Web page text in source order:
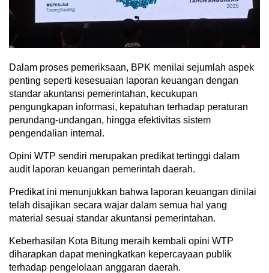
Dalam proses pemeriksaan, BPK menilai sejumlah aspek
penting seperti kesesuaian laporan keuangan dengan
standar akuntansi pemerintahan, kecukupan
pengungkapan informasi, kepatuhan terhadap peraturan
perundang-undangan, hingga efektivitas sistem
pengendalian internal.
Opini WTP sendiri merupakan predikat tertinggi dalam
audit laporan keuangan pemerintah daerah.
Predikat ini menunjukkan bahwa laporan keuangan dinilai
telah disajikan secara wajar dalam semua hal yang
material sesuai standar akuntansi pemerintahan.
Keberhasilan Kota Bitung meraih kembali opini WTP
diharapkan dapat meningkatkan kepercayaan publik
terhadap pengelolaan anggaran daerah.